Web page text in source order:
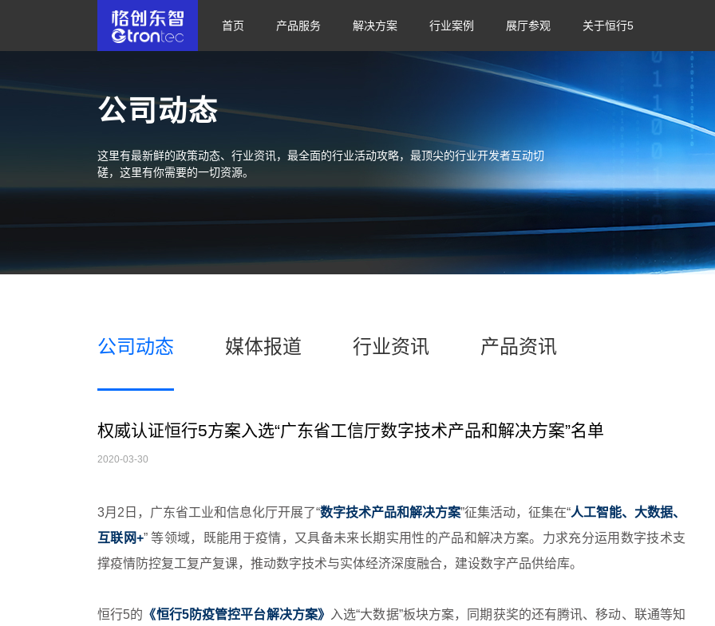
首页 产品服务 解决方案 行业案例 展厅参观 关于恒行5
公司动态
这里有最新鲜的政策动态、行业资讯，最全面的行业活动攻略，最顶尖的行业开发者互动切
磋，这里有你需要的一切资源。
公司动态 媒体报道 行业资讯 产品资讯
权威认证恒行5方案入选“广东省工信厅数字技术产品和解决方案”名单
2020-03-30
3月2日，广东省工业和信息化厅开展了“数字技术产品和解决方案”征集活动，征集在“人工智能、大数据、
互联网+” 等领域，既能用于疫情，又具备未来长期实用性的产品和解决方案。力求充分运用数字技术支
撑疫情防控复工复产复课，推动数字技术与实体经济深度融合，建设数字产品供给库。
恒行5的 《恒行5防疫管控平台解决方案》
入选“大数据”板块方案，同期获奖的还有腾讯、移动、联通等知